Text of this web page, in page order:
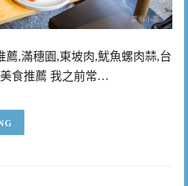
薦,滿穗園,東坡肉,魷魚螺肉蒜,台
食推薦 我之前常…